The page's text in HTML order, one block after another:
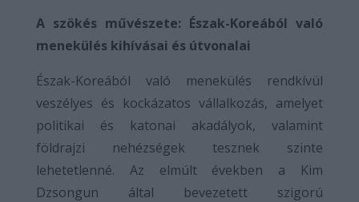
A szökés művészete: Észak-Koreából való
menekülés kihívásai és útvonalai
Észak-Koreából való menekülés rendkívül
veszélyes és kockázatos vállalkozás, amelyet
politikai és katonai akadályok, valamint
földrajzi nehézségek tesznek szinte
lehetetlenné. Az elmúlt években a Kim
Dzsongun által bevezetett szigorú